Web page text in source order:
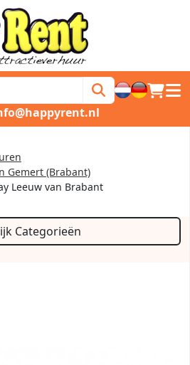
Gemert (Brabant)
Leeuw van Brabant
Categorieën